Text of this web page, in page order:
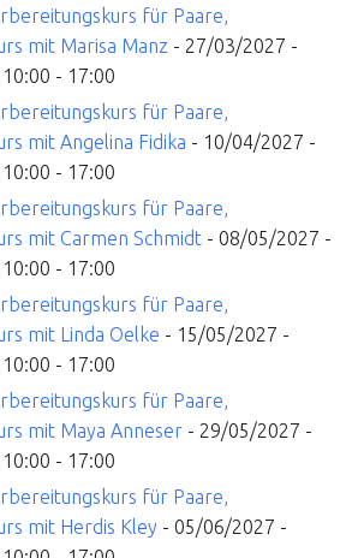
für Paare,
mit Marisa Manz - 27/03/2027 -
- 17:00
für Paare,
mit Angelina Fidika - 10/04/2027 -
- 17:00
für Paare,
mit Carmen Schmidt- 08/05/2027 -
- 17:00
für Paare,
mit Linda Oelke - 15/05/2027 -
- 17:00
für Paare,
mit Maya Anneser- 29/05/2027 -
- 17:00
für Paare,
mit Herdis Kley - 05/06/2027 -